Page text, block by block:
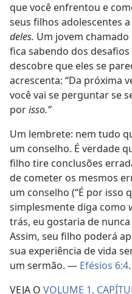
que você enfrentou e
seus filhos adolescentes
deles. Um jovem chamado
fica sabendo dos
descobre que eles se
acrescenta: “Da próxima
você vai se perguntar se
porisso.”
Um lembrete: nem tudo
um conselho. É verdade
filho tire conclusões
de cometer os mesmos
um conselho (“É por isso
simplesmente diga como
trás, eu gostaria de
Assim, seu filho poderá
sua experiência de vida
um sermão. — Efésios 6:4.
VEJA O VOLUME 1,